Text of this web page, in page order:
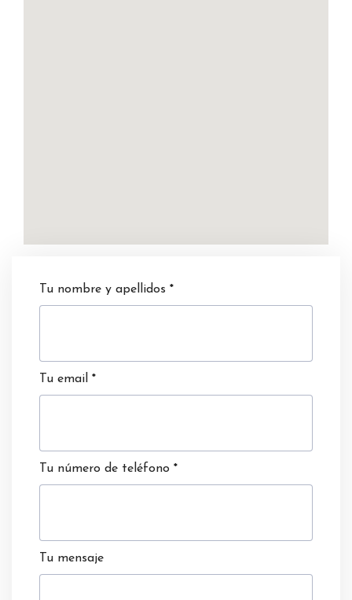
Tu nombre y apellidos *
Tu email *
Tu número de teléfono *
Tu mensaje